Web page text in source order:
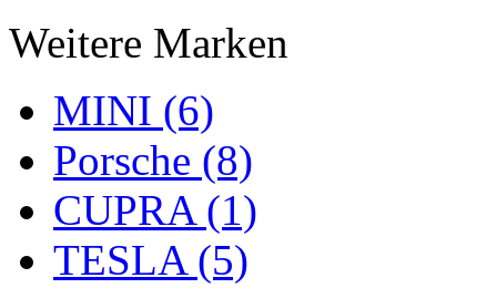
Weitere Marken
MINI (6)
Porsche (8)
CUPRA (1)
TESLA (5)